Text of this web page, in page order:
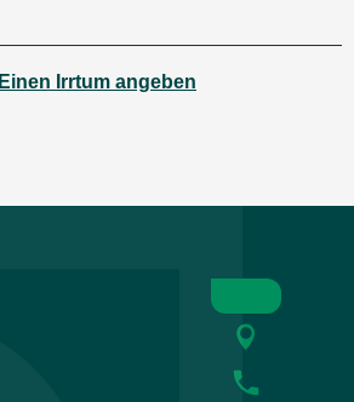
Einen Irrtum angeben